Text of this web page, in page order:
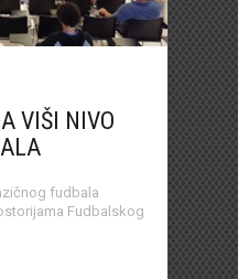
VIŠI NIVO
fudbala
Fudbalskog